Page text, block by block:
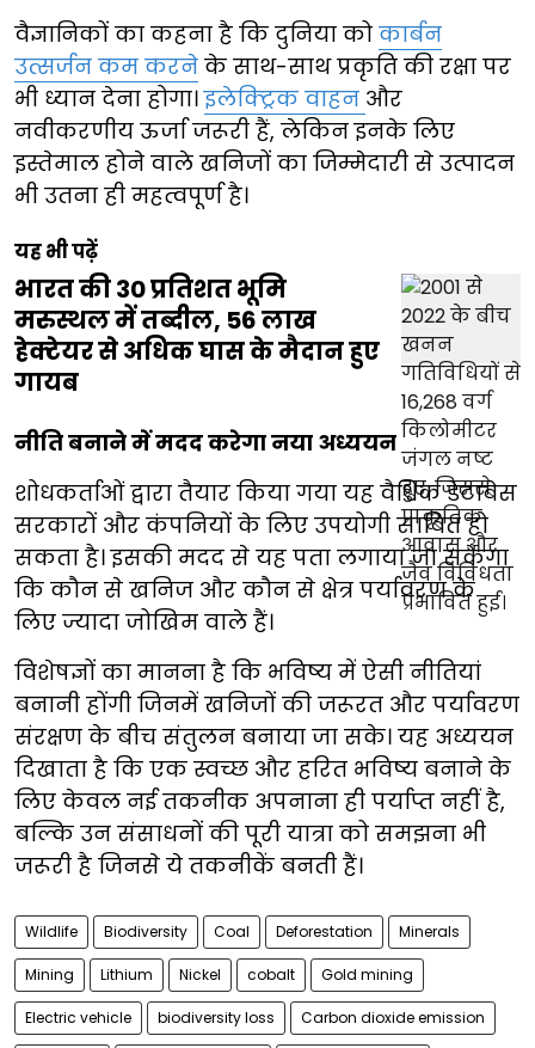
वैज्ञानिकों का कहना है कि दुनिया को कार्बन
उत्सर्जन कम करने के साथ-साथ प्रकृति की रक्षा पर
भी ध्यान देना होगा।इलेक्ट्रिक वाहन और
नवीकरणीय ऊर्जा जरूरी हैं, लेकिन इनके लिए
इस्तेमाल होने वाले खनिजों का जिम्मेदारी से उत्पादन
भी उतना ही महत्वपूर्ण है।
यह भी पढ़ें
भारत की 30 प्रतिशत भूमि
मरुस्थल में तब्दील, 56 लाख
हेक्टेयर से अधिक घास के मैदान हुए
गायब
नीति बनाने में मदद करेगा नया अध्ययन
शोधकर्ताओं द्वारा तैयार किया गया यह वैश्विक डेटाबेस
सरकारों और कंपनियों के लिए उपयोगी साबित हो
सकता है। इसकी मदद से यह पता लगाया जा सकेगा
कि कौन से खनिज और कौन से क्षेत्र पर्यावरण के
लिए ज्यादा जोखिम वाले हैं।
विशेषज्ञों का मानना है कि भविष्य में ऐसी नीतियां
बनानी होंगी जिनमें खनिजों की जरूरत और पर्यावरण
संरक्षण के बीच संतुलन बनाया जा सके। यह अध्ययन
दिखाता है कि एक स्वच्छ और हरित भविष्य बनाने के
लिए केवल नई तकनीक अपनाना ही पर्याप्त नहीं है,
बल्कि उन संसाधनों की पूरी यात्रा को समझना भी
जरूरी है जिनसे ये तकनीकें बनती हैं।
Wildlife Biodiversity Coal Deforestation Minerals
Mining Lithium Nickel cobalt Gold mining
Electric vehicle biodiversity loss Carbon dioxide emission